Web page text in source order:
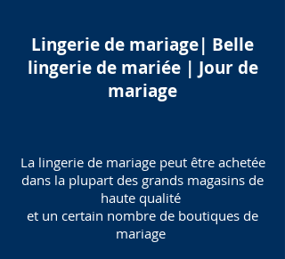
Lingerie de mariage| Belle
lingerie de mariée | Jour de
mariage
La lingerie de mariage peut être achetée
dans la plupart des grands magasins de
haute qualité
et un certain nombre de boutiques de
mariage